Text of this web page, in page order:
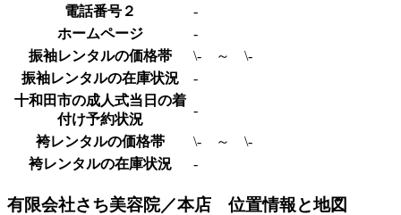
電話番号２
-
ホームページ
-
振袖レンタルの価格帯
\- ～ \-
振袖レンタルの在庫状況
-
十和田市の成人式当日の着
付け予約状況
-
袴レンタルの価格帯
\- ～ \-
袴レンタルの在庫状況
-
有限会社さち美容院／本店 位置情報と地図